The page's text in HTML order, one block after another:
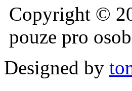
Copyright ©
pouze pro
Designed by